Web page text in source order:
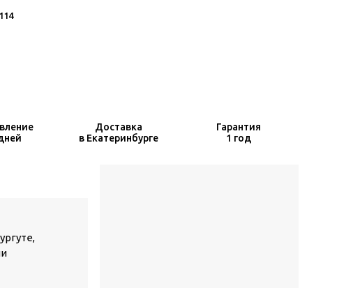
114
Доставка
в Екатеринбурге
Гарантия
1 год